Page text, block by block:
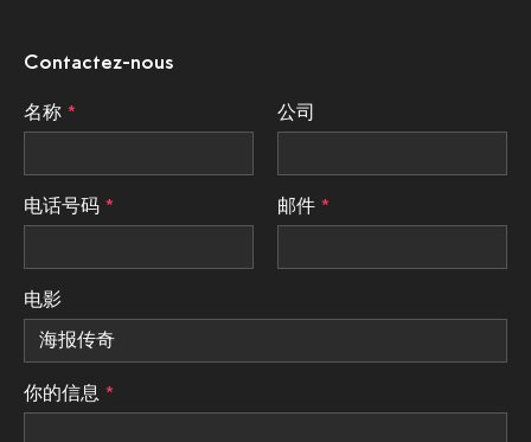
Contactez-nous
名称 公司
电话号码 邮件
电影
你的信息